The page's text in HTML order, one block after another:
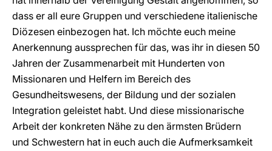
dass er all eure Gruppen und verschiedene italienische
Diözesen einbezogen hat. Ich möchte euch meine
Anerkennung aussprechen für das, was ihr in diesen 50
Jahren der Zusammenarbeit mit Hunderten von
Missionaren und Helfern im Bereich des
Gesundheitswesens, der Bildung und der sozialen
Integration geleistet habt. Und diese missionarische
Arbeit der konkreten Nähe zu den ärmsten Brüdern
und Schwestern hat in euch auch die Aufmerksamkeit